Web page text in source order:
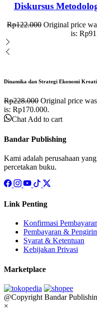
Diskursus
Rp122.000 Original price
is:
Dinamika dan Strategi Ekonomi
Rp228.000 Original price
is: Rp170.000.
Chat Add to cart
Bandar Publishing
Kami adalah perusahaan
percetakan buku.
Link Penting
Konfirmasi Pembayaran
Pembayaran &
Syarat & Ketentuan
Kebijakan Privasi
Marketplace
@Copyright Bandar
×